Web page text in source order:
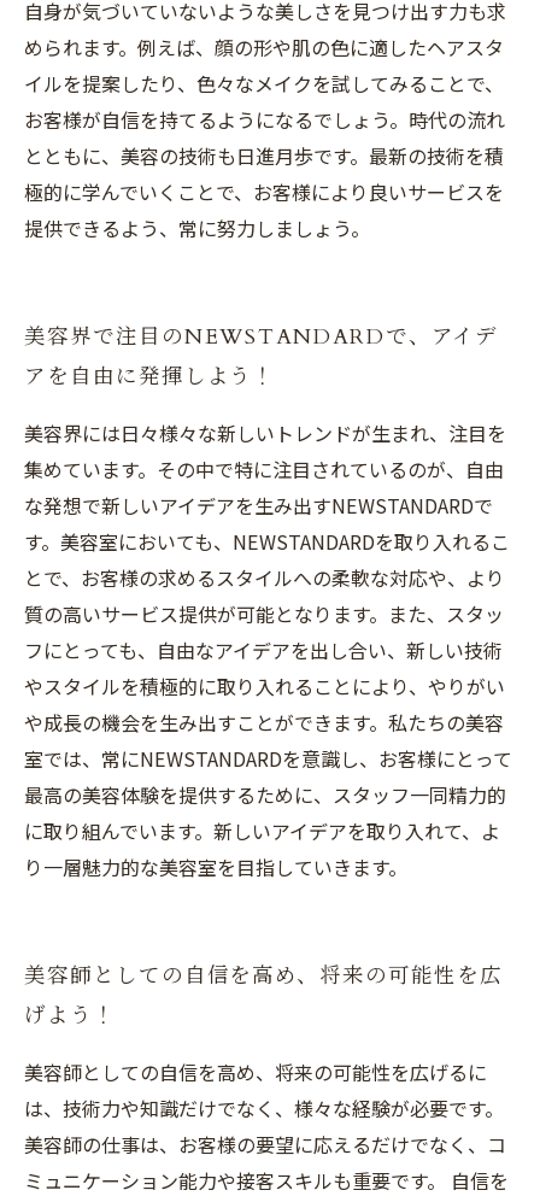
自身が気づいていないような美しさを見つけ出す力も求
められます。例えば、顔の形や肌の色に適したヘアスタ
イルを提案したり、色々なメイクを試してみることで、
お客様が自信を持てるようになるでしょう。時代の流れ
とともに、美容の技術も日進月歩です。最新の技術を積
極的に学んでいくことで、お客様により良いサービスを
提供できるよう、常に努力しましょう。
美容界で注目のNEWSTANDARDで、アイデ
アを自由に発揮しよう！
美容界には日々様々な新しいトレンドが生まれ、注目を
集めています。その中で特に注目されているのが、自由
な発想で新しいアイデアを生み出すNEWSTANDARDで
す。美容室においても、NEWSTANDARDを取り入れるこ
とで、お客様の求めるスタイルへの柔軟な対応や、より
質の高いサービス提供が可能となります。また、スタッ
フにとっても、自由なアイデアを出し合い、新しい技術
やスタイルを積極的に取り入れることにより、やりがい
や成長の機会を生み出すことができます。私たちの美容
室では、常にNEWSTANDARDを意識し、お客様にとって
最高の美容体験を提供するために、スタッフ一同精力的
に取り組んでいます。新しいアイデアを取り入れて、よ
り一層魅力的な美容室を目指していきます。
美容師としての自信を高め、将来の可能性を広
げよう！
美容師としての自信を高め、将来の可能性を広げるに
は、技術力や知識だけでなく、様々な経験が必要です。
美容師の仕事は、お客様の要望に応えるだけでなく、コ
ミュニケーション能力や接客スキルも重要です。 自信を